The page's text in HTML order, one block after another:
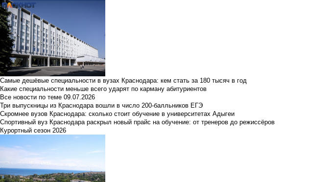
Самые дешёвые специальности в вузах Краснодара: кем стать за 180 тысяч в год
Какие специальности меньше всего ударят по карману абитуриентов
Все новости по теме 09.07.2026
Три выпускницы из Краснодара вошли в число 200-балльников ЕГЭ
Скромнее вузов Краснодара: сколько стоит обучение в университетах Адыгеи
Спортивный вуз Краснодара раскрыл новый прайс на обучение: от тренеров до режиссёров
Курортный сезон 2026